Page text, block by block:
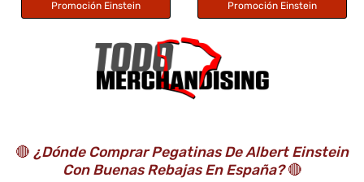
Promoción Einstein Promoción Einstein
🔴 ¿Dónde Comprar Pegatinas De Albert Einstein
Con Buenas Rebajas En España?🔴